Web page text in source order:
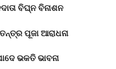
ବିଘ୍ନ ବିନାଶନ
ତନ୍ତ୍ର ପୂଜା ଆରାଧନା
ଭକତି ଭାବନା